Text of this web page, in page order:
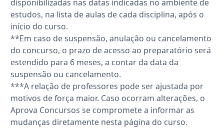
disponibilizadas nas datas indicadas no ambiente de
estudos, na lista de aulas de cada disciplina, após o
início do curso.
**Em caso de suspensão, anulação ou cancelamento
do concurso, o prazo de acesso ao preparatório será
estendido para 6 meses, a contar da data da
suspensão ou cancelamento.
***A relação de professores pode ser ajustada por
motivos de força maior. Caso ocorram alterações, o
Aprova Concursos se compromete a informar as
mudanças diretamente nesta página do curso.